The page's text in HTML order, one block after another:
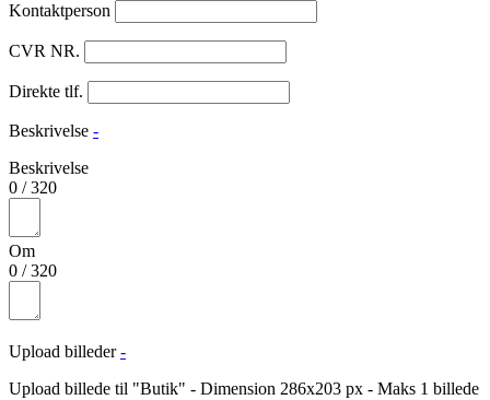
Kontaktperson
CVR NR.
Direkte tlf.
Beskrivelse -
Beskrivelse
0 /320
Om
0 /320
Upload billeder -
Upload billede til "Butik" - Dimension 286x203 px - Maks 1 billede